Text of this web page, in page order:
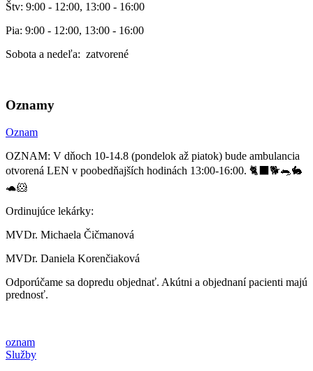
Štv: 9:00 - 12:00, 13:00 - 16:00
Pia: 9:00 - 12:00, 13:00 - 16:00
Sobota a nedeľa: zatvorené
Oznamy
Oznam
OZNAM: V dňoch 10-14.8 (pondelok až piatok) bude ambulancia
otvorená LEN v poobedňajších hodinách 13:00-16:00. 🐈‍⬛🐕🐀🐇
🐢🐹
Ordinujúce lekárky:
MVDr. Michaela Čičmanová
MVDr. Daniela Korenčiaková
Odporúčame sa dopredu objednať. Akútni a objednaní pacienti majú
prednosť.
oznam
Služby